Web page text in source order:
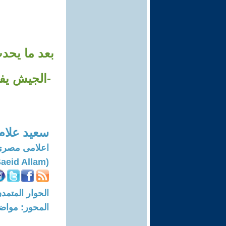
بعد ما
سعيد
اعلامى
(Saeid Allam)
الحوار المتمدن-العدد:
المحور: